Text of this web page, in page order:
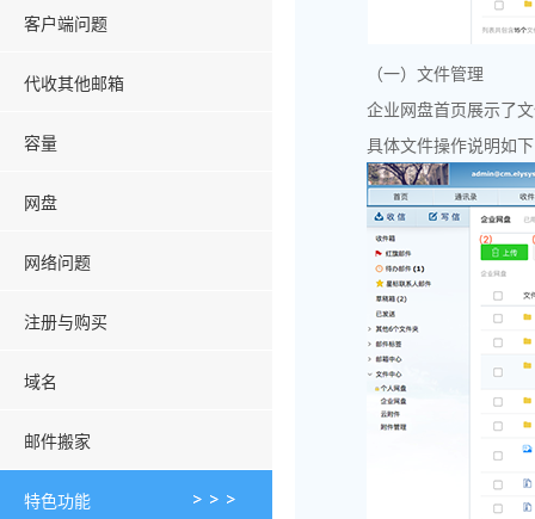
客户端问题
代收其他邮箱
容量
网盘
网络问题
注册与购买
域名
邮件搬家
特色功能
（一）文件管理
企业网盘首页展示了
具体文件操作说明如